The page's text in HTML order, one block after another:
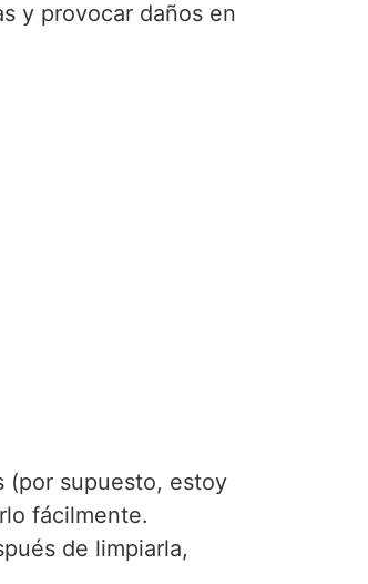
y provocar daños en
(por supuesto, estoy
fácilmente.
de limpiarla,